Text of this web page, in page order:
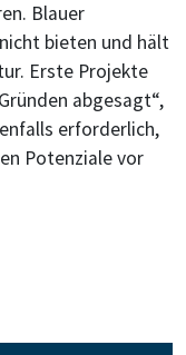
Blauer
bieten und hält
Erste Projekte
abgesagt“,
erforderlich,
Potenziale vor